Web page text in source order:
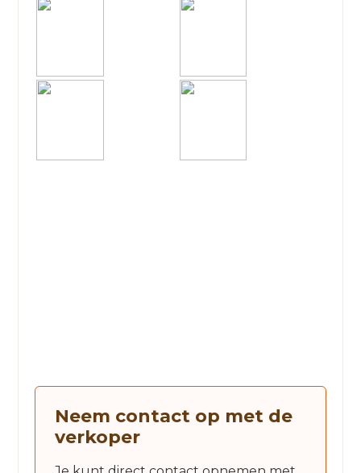
Neem contact op met de
verkoper